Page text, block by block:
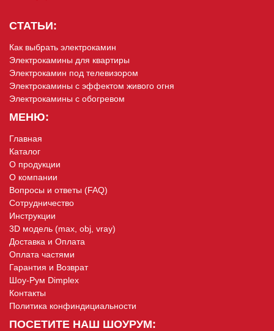
СТАТЬИ:
Как выбрать электрокамин
Электрокамины для квартиры
Электрокамин под телевизором
Электрокамины с эффектом живого огня
Электрокамины с обогревом
МЕНЮ:
Главная
Каталог
О продукции
О компании
Вопросы и ответы (FAQ)
Сотрудничество
Инструкции
3D модель (max, obj, vray)
Доставка и Оплата
Оплата частями
Гарантия и Возврат
Шоу-Рум Dimplex
Контакты
Политика конфиндициальности
ПОСЕТИТЕ НАШ ШОУРУМ: